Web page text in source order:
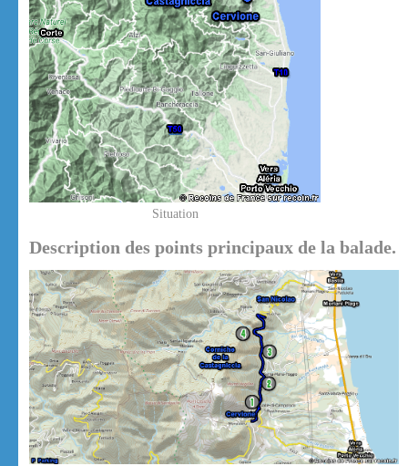
Situation
Description des points principaux de la balade.